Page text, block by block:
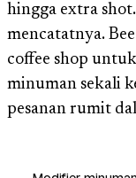
hingga extra
mencatatnya.
coffee shop
minuman sekali
pesanan rumit